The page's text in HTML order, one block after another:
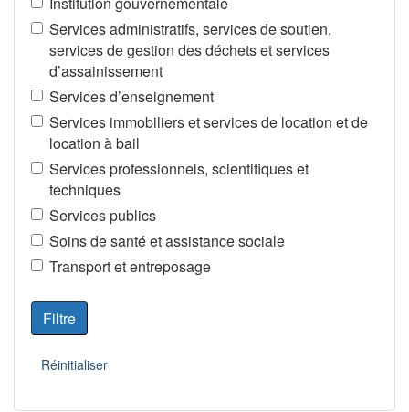
Services administratifs, services de soutien,
services de gestion des déchets et services
d’assainissement
Services d’enseignement
Services immobiliers et services de location et de
location à bail
Services professionnels, scientifiques et
techniques
Services publics
Soins de santé et assistance sociale
Transport et entreposage